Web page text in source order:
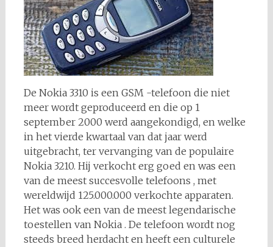
De Nokia 3310 is een GSM -telefoon die niet
meer wordt geproduceerd en die op 1
september 2000 werd aangekondigd, en welke
in het vierde kwartaal van dat jaar werd
uitgebracht, ter vervanging van de populaire
Nokia 3210. Hij verkocht erg goed en was een
van de meest succesvolle telefoons , met
wereldwijd 125.000.000 verkochte apparaten.
Het was ook een van de meest legendarische
toestellen van Nokia . De telefoon wordt nog
steeds breed herdacht en heeft een culturele